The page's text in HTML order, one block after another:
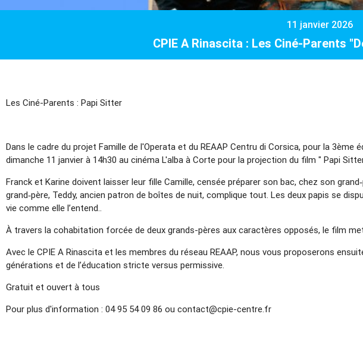
11 janvier 2026
CPIE A Rinascita : Les Ciné-Parents
Les Ciné-Parents : Papi Sitter
Dans le cadre du projet Famille de l'Operata et du REAAP Centru di Corsica, pour la
dimanche 11 janvier à 14h30 au cinéma L'alba à Corte pour la projection du film " Papi
Franck et Karine doivent laisser leur fille Camille, censée préparer son bac, chez son
grand‑père, Teddy, ancien patron de boîtes de nuit, complique tout. Les deux papis se
vie comme elle l’entend..
À travers la cohabitation forcée de deux grands-pères aux caractères opposés, le film
Avec le CPIE A Rinascita et les membres du réseau REAAP, nous vous proposerons
générations et de l’éducation stricte versus permissive.
Gratuit et ouvert à tous
Pour plus d'information : 04 95 54 09 86 ou contact@cpie-centre.fr